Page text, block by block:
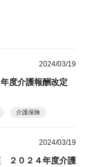
2024/03/19
度介護報酬改定
介護保険
2024/03/19
２０２４年度介護